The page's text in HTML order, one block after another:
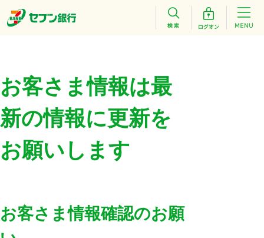
お客さま情報は最
新の情報に更新を
お願いします
お客さま情報確認のお願